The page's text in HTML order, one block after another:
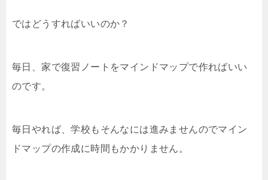
ではどうすればいいのか？
毎日、家で復習ノートをマインドマップで作ればいい
のです。
毎日やれば、学校もそんなには進みませんのでマイン
ドマップの作成に時間もかかりません。